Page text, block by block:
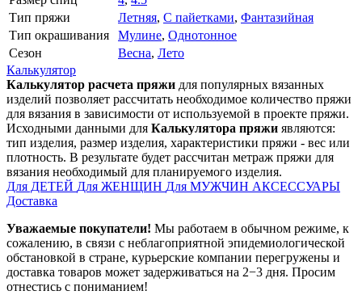
Тип пряжи
Летняя, С пайетками, Фантазийная
Тип окрашивания
Мулине, Однотонное
Сезон
Весна, Лето
Калькулятор
Калькулятор расчета пряжи для популярных вязанных
изделий позволяет рассчитать необходимое количество пряжи
для вязания в зависимости от используемой в проекте пряжи.
Исходными данными для Калькулятора пряжи являются:
тип изделия, размер изделия, характеристики пряжи - вес или
плотность. В результате будет рассчитан метраж пряжи для
вязания необходимый для планируемого изделия.
Для ДЕТЕЙ Для ЖЕНЩИН Для МУЖЧИН АКСЕССУАРЫ
Доставка
Уважаемые покупатели! Мы работаем в обычном режиме, к
сожалению, в связи с неблагоприятной эпидемиологической
обстановкой в стране, курьерские компании перегружены и
доставка товаров может задерживаться на 2−3 дня. Просим
отнестись с пониманием!